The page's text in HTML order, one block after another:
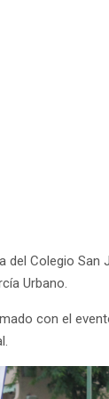
Colegio San
Urbano.
con el